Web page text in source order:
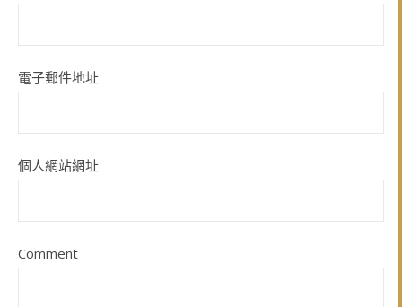
電子郵件地址
個人網站網址
Comment